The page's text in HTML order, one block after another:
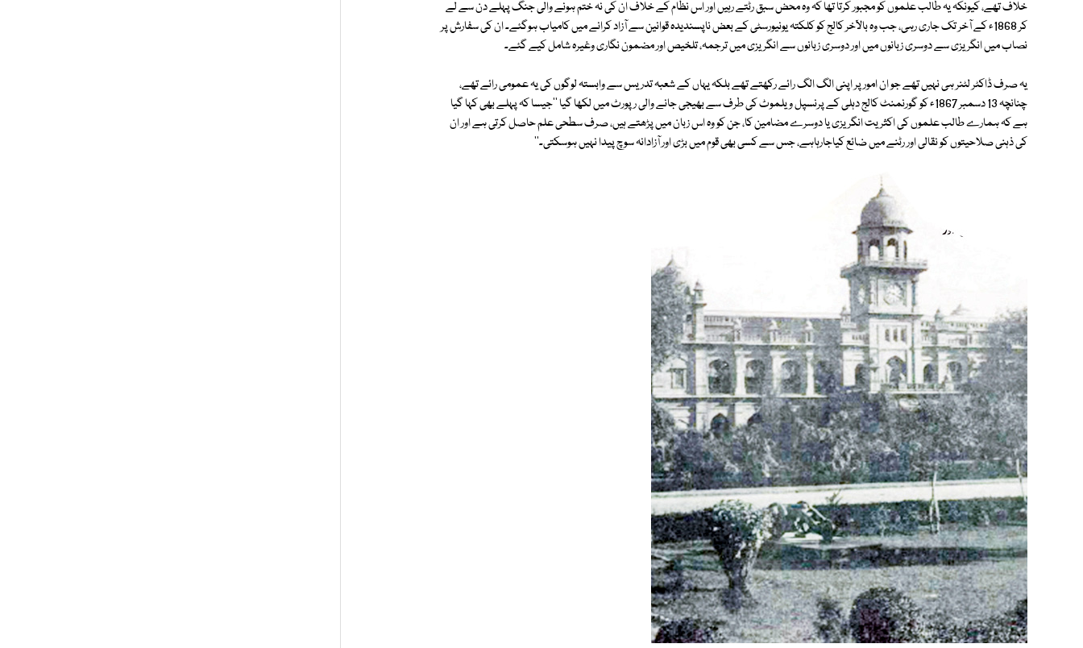
خلاف تھے، کیونکہ یہ طالب علموں کو مجبور کرتا تھا کہ وہ محض سبق رٹتے رہیں اور اس نظام کے خلاف ان کی نہ ختم ہونے والی جنگ پہلے دن سے لے
کر 1868ء کے آخر تک جاری رہی، جب وہ بالآخر کالج کو کلکتہ یونیورسٹی کے بعض ناپسندیدہ قوانین سے آزاد کرانے میں کامیاب ہوگئے۔ ان کی سفارش پر
نصاب میں انگریزی سے دوسری زبانوں میں اور دوسری زبانوں سے انگریزی میں ترجمہ، تلخیص اور مضمون نگاری وغیرہ شامل کیے گئے۔
یہ صرف ڈاکٹر لٹنر ہی نہیں تھے جو ان امور پر اپنی الگ الگ رائے رکھتے تھے بلکہ یہاں کے شعبہ تدریس سے وابستہ لوگوں کی یہ عمومی رائے تھے،
چنانچہ 13 دسمبر 1867ء کو گورنمنٹ کالج دہلی کے پرنسپل ویلموٹ کی طرف سے بھیجی جانے والی رپورٹ میں لکھا گیا ''جیسا کہ پہلے بھی کہا گیا
ہے کہ ہمارے طالب علموں کی اکثریت انگریزی یا دوسرے مضامین کا، جن کو وہ اس زبان میں پڑھتے ہیں، صرف سطحی علم حاصل کرتی ہے اور ان
کی ذہنی صلاحیتوں کو نقالی اور رٹنے میں ضائع کیاجارہاہے، جس سے کسی بھی قوم میں بڑی اور آزادانہ سوچ پیدا نہیں ہوسکتی۔''